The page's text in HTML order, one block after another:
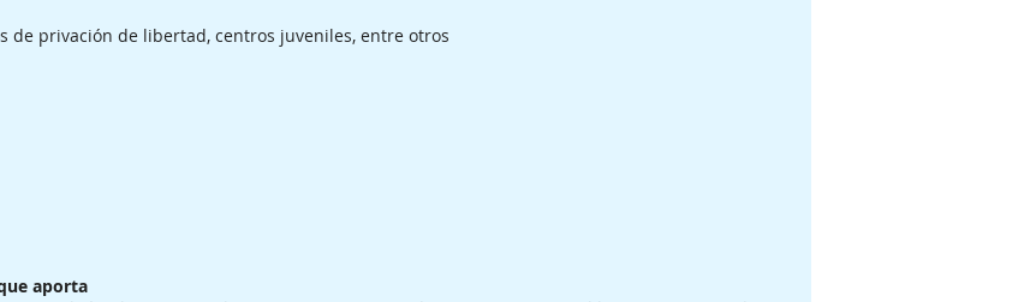
de privación de libertad, centros juveniles, entre otros
aporta